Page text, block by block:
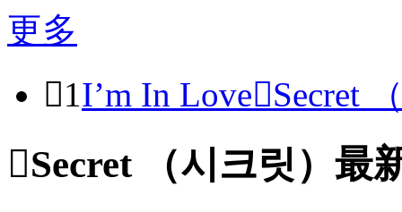
更多
1 I’m In LoveSecret
Secret （시크릿）最